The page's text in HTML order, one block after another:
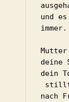
und
immer.
Mutter
deine
dein
nach